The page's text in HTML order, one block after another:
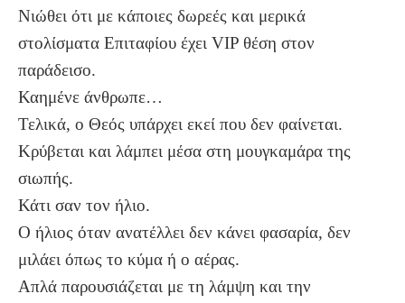
Νιώθει ότι με κάποιες δωρεές και μερικά
στολίσματα Επιταφίου έχει VIP θέση στον
παράδεισο.
Καημένε άνθρωπε…
Τελικά, ο Θεός υπάρχει εκεί που δεν φαίνεται.
Κρύβεται και λάμπει μέσα στη μουγκαμάρα της
σιωπής.
Κάτι σαν τον ήλιο.
Ο ήλιος όταν ανατέλλει δεν κάνει φασαρία, δεν
μιλάει όπως το κύμα ή ο αέρας.
Απλά παρουσιάζεται με τη λάμψη και την